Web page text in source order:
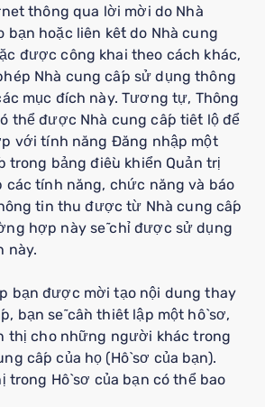
thông qua lời mời do Nhà
bạn hoặc liên kết do Nhà cung
được công khai theo cách khác,
Nhà cung cấp sử dụng thông
mục đích này. Tương tự, Thông
thể được Nhà cung cấp tiết lộ để
với tính năng Đăng nhập một
trong bảng điều khiển Quản trị
các tính năng, chức năng và báo
tin thu được từ Nhà cung cấp
hợp này sẽ chỉ được sử dụng
này.
bạn được mời tạo nội dung thay
bạn sẽ cần thiết lập một hồ sơ,
thị cho những người khác trong
cấp của họ (Hồ sơ của bạn).
trong Hồ sơ của bạn có thể bao